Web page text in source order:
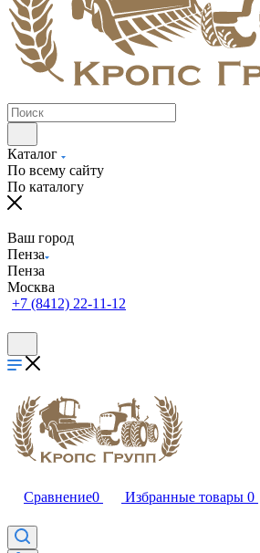
Каталог
По всему сайту
По каталогу
Ваш город
Пенза
Пенза
Москва
+7 (8412) 22-11-12
Сравнение0 Избранные товары 0